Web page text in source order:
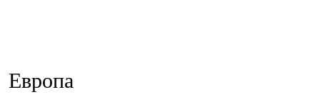
Европа